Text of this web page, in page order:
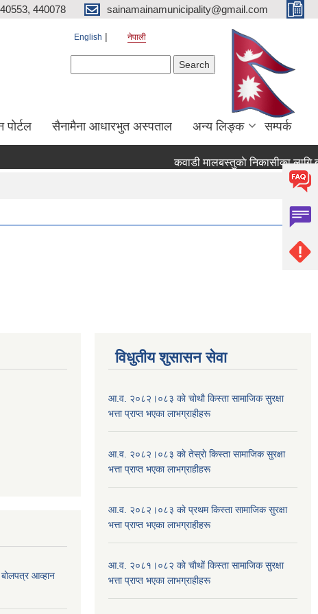
440078 sainamainamunicipality@gmail.com
English नेपाली
पाेर्टल सैनामैना आधारभुत अस्पताल अन्य लिङ्क सम्पर्क
कवाडी मालबस्तुकाे निकासीका लागि
बाेलपत्र आव्हान
विधुतीय शुसासन सेवा
आ.व. २०८२।०८३ काे चोथाै‌ किस्ता सामाजिक सुरक्षा
भत्ता प्राप्त भएका लाभग्राहीहरू
आ.व. २०८२।०८३ काे तेस्राे किस्ता सामाजिक सुरक्षा
भत्ता प्राप्त भएका लाभग्राहीहरू
आ.व. २०८२।०८३ काे प्रथम किस्ता सामाजिक सुरक्षा
भत्ता प्राप्त भएका लाभग्राहीहरू
आ.व. २०८१।०८२ काे चाैथाें किस्ता सामाजिक सुरक्षा
भत्ता प्राप्त भएका लाभग्राहीहरू